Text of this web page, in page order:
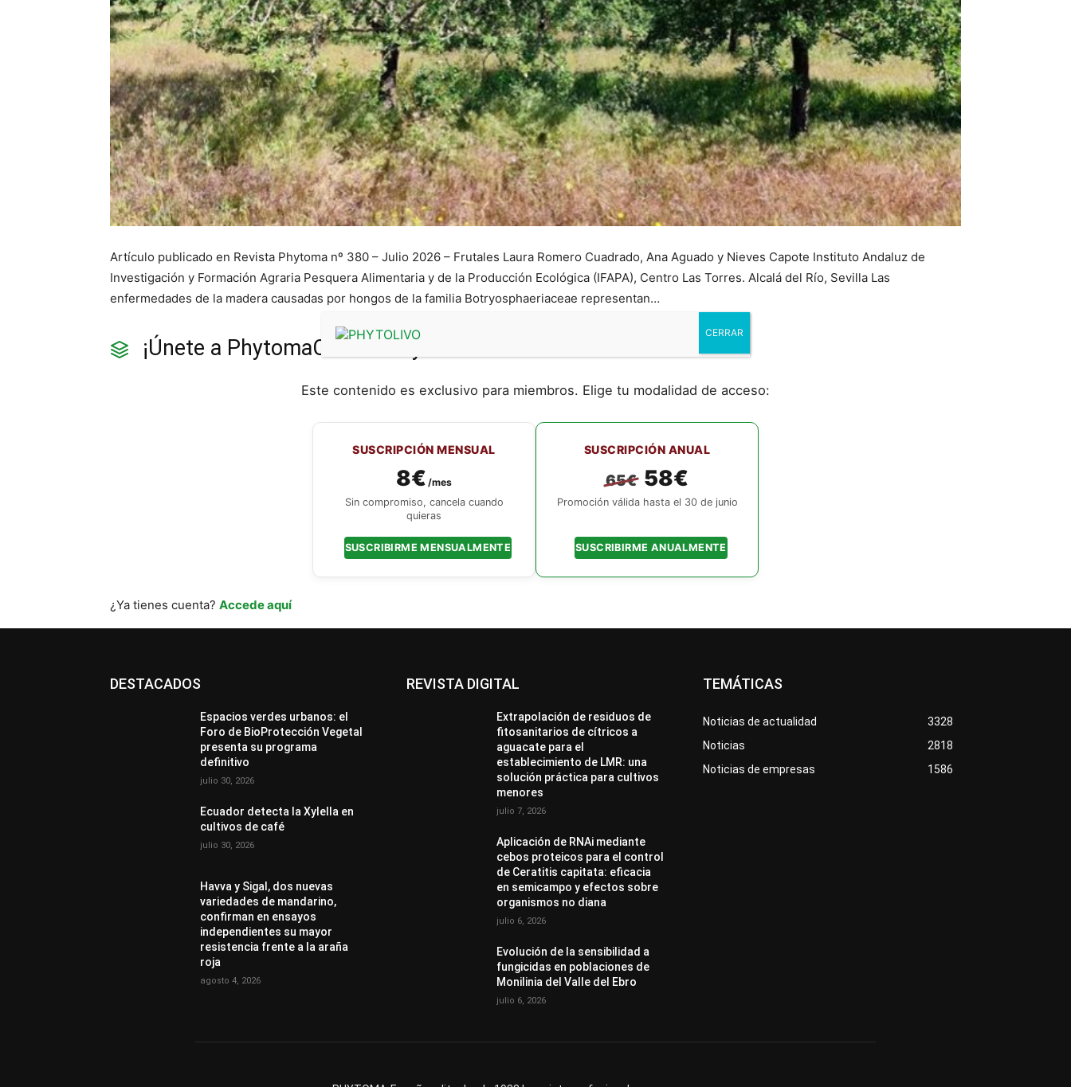
Artículo publicado en Revista Phytoma nº 380 – Julio 2026 – Frutales Laura Romero Cuadrado, Ana Aguado y Nieves Capote Instituto Andaluz de
Investigación y Formación Agraria Pesquera Alimentaria y de la Producción Ecológica (IFAPA), Centro Las Torres. Alcalá del Río, Sevilla Las
enfermedades de la madera causadas por hongos de la familia Botryosphaeriaceae representan…
¡Únete a PhytomaCommunity!
Este contenido es exclusivo para miembros. Elige tu modalidad de acceso:
SUSCRIPCIÓN MENSUAL
8€ /mes
Sin compromiso, cancela cuando
quieras
SUSCRIBIRME MENSUALMENTE
SUSCRIPCIÓN ANUAL
65€ 58€
Promoción válida hasta el 30 de junio
SUSCRIBIRME ANUALMENTE
¿Ya tienes cuenta? Accede aquí
DESTACADOS
Espacios verdes urbanos: el
Foro de BioProtección Vegetal
presenta su programa
definitivo
julio 30, 2026
Ecuador detecta la Xylella en
cultivos de café
julio 30, 2026
Havva y Sigal, dos nuevas
variedades de mandarino,
confirman en ensayos
independientes su mayor
resistencia frente a la araña
roja
agosto 4, 2026
REVISTA DIGITAL
Extrapolación de residuos de
fitosanitarios de cítricos a
aguacate para el
establecimiento de LMR: una
solución práctica para cultivos
menores
julio 7, 2026
Aplicación de RNAi mediante
cebos proteicos para el control
de Ceratitis capitata: eficacia
en semicampo y efectos sobre
organismos no diana
julio 6, 2026
Evolución de la sensibilidad a
fungicidas en poblaciones de
Monilinia del Valle del Ebro
julio 6, 2026
TEMÁTICAS
Noticias de actualidad
3328
Noticias
2818
Noticias de empresas
1586